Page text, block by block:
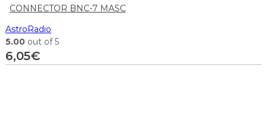
CONNECTOR BNC-7 MASC
AstroRadio
5.00 out of 5
6,05€